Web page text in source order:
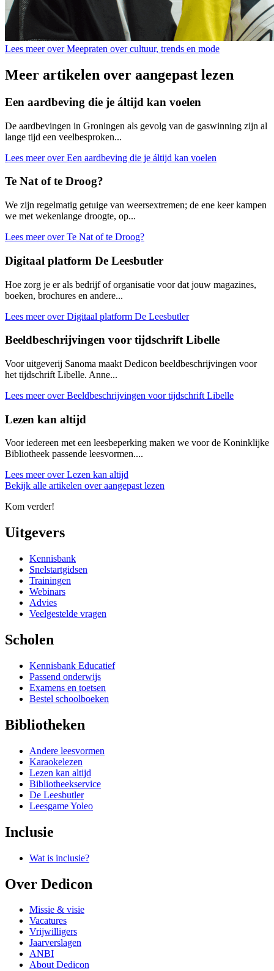
Lees meer over Meepraten over cultuur, trends en mode
Meer artikelen over aangepast lezen
Een aardbeving die je áltijd kan voelen
De aardbevingen in Groningen als gevolg van de gaswinning zijn al
lange tijd een veelbesproken...
Lees meer over Een aardbeving die je áltijd kan voelen
Te Nat of te Droog?
We zijn regelmatig getuige van weersextremen; de ene keer kampen
we met wekenlange droogte, op...
Lees meer over Te Nat of te Droog?
Digitaal platform De Leesbutler
Hoe zorg je er als bedrijf of organisatie voor dat jouw magazines,
boeken, brochures en andere...
Lees meer over Digitaal platform De Leesbutler
Beeldbeschrijvingen voor tijdschrift Libelle
Voor uitgeverij Sanoma maakt Dedicon beeldbeschrijvingen voor
het tijdschrift Libelle. Anne...
Lees meer over Beeldbeschrijvingen voor tijdschrift Libelle
Lezen kan altijd
Voor iedereen met een leesbeperking maken we voor de Koninklijke
Bibliotheek passende leesvormen....
Lees meer over Lezen kan altijd
Bekijk alle artikelen over aangepast lezen
Kom verder!
Uitgevers
Kennisbank
Snelstartgidsen
Trainingen
Webinars
Advies
Veelgestelde vragen
Scholen
Kennisbank Educatief
Passend onderwijs
Examens en toetsen
Bestel schoolboeken
Bibliotheken
Andere leesvormen
Karaokelezen
Lezen kan altijd
Bibliotheekservice
De Leesbutler
Leesgame Yoleo
Inclusie
Wat is inclusie?
Over Dedicon
Missie & visie
Vacatures
Vrijwilligers
Jaarverslagen
ANBI
About Dedicon